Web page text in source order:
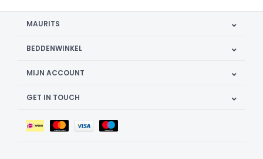
MAURITS
BEDDENWINKEL
MIJN ACCOUNT
GET IN TOUCH